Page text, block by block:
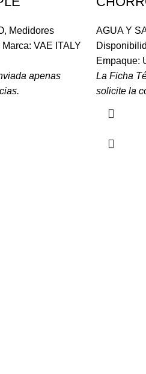
, Medidores
VAE ITALY
apenas
AGUA Y
Empaque:
La Ficha
solicite la